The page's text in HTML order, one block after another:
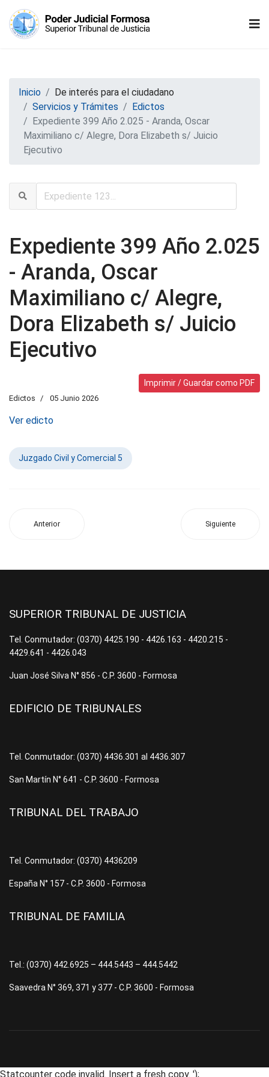
Inicio
De interés para el ciudadano
Servicios y Trámites
Edictos
Expediente 399 Año 2.025 - Aranda, Oscar
Maximiliano c/ Alegre, Dora Elizabeth s/ Juicio
Ejecutivo
Expediente 399 Año 2.025
- Aranda, Oscar
Maximiliano c/ Alegre,
Dora Elizabeth s/ Juicio
Ejecutivo
Imprimir / Guardar como PDF
Edictos 05 Junio 2026
Ver edicto
Juzgado Civil y Comercial 5
Anterior Siguiente
SUPERIOR TRIBUNAL DE JUSTICIA
Tel. Conmutador: (0370) 4425.190 - 4426.163 - 4420.215 -
4429.641 - 4426.043
Juan José Silva N° 856 - C.P. 3600 - Formosa
EDIFICIO DE TRIBUNALES
Tel. Conmutador: (0370) 4436.301 al 4436.307
San Martín N° 641 - C.P. 3600 - Formosa
TRIBUNAL DEL TRABAJO
Tel. Conmutador: (0370) 4436209
España N° 157 - C.P. 3600 - Formosa
TRIBUNAL DE FAMILIA
Tel.: (0370) 442.6925 – 444.5443 – 444.5442
Saavedra N° 369, 371 y 377 - C.P. 3600 - Formosa
Statcounter code invalid. Insert a fresh copy. ');